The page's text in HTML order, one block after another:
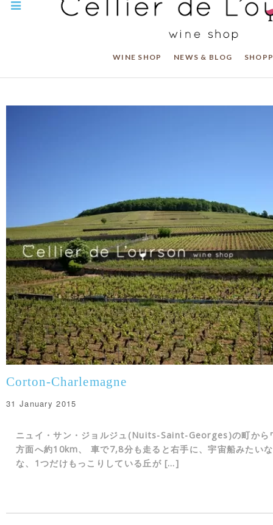
WINE SHOP NEWS & BLOG
Corton-Charlemagne
31 January 2015
ニュイ・サン・ジョルジュ(Nuits-Saint-Georges)の町から
方面へ約10km、 車で7,8分も走ると右手に、宇宙船みたい
な、1つだけもっこりしている丘が […]